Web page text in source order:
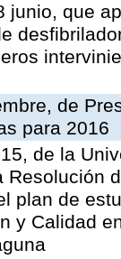
junio, que
de
para 2016
de la
Resolución
plan de
y Calidad